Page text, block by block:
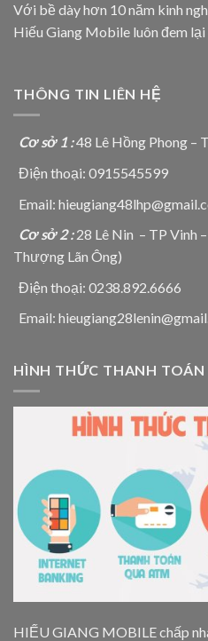
Với bề dày hơn 10 năm kinh
Hiếu Giang Mobile luôn đem lại
THÔNG TIN LIÊN HỆ
Cơ sở 1 :48 Lê Hồng Phong –
Điện thoại: 0915545599
Email:
Cơ sở 2 :28 Lê Nin – TP Vinh
Thượng Lãn Ông)
Điện thoại: 0238.892.6666
Email:
HÌNH THỨC THANH TOÁN
HIẾU GIANG MOBILE chấp